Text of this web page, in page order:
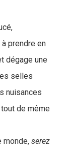
prendre en
dégage une
selles
nuisances
de même
monde, serez